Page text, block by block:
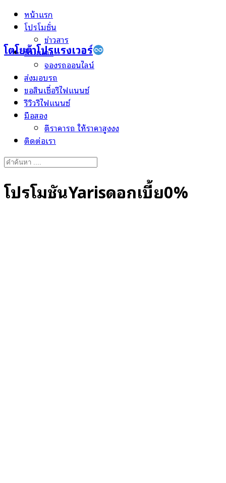
Skip
โตโยต้าโปรแรงเวอร์
หน้าแรก
โปรโมชั่น
ข่าวสาร
ป้ายแดง
จองรถออนไลน์
ส่งมอบรถ
ขอสินเชื่อรีไฟแนนซ์
รีวิวรีไฟแนนซ์
มือสอง
ตีราคารถ ให้ราคาสูงงง
ติดต่อเรา
Search
โปรโมชั่นYarisดอกเบี้ย0%